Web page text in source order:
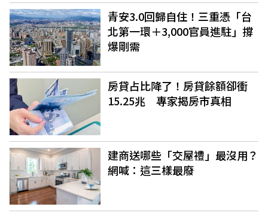
青安3.0回歸自住！三重憑「台
北第一環＋3,000官員進駐」撐
爆剛需
房貸占比降了！房貸餘額卻衝
15.25兆 專家揭房市真相
建商送哪些「交屋禮」最沒用？
網喊：這三樣最廢